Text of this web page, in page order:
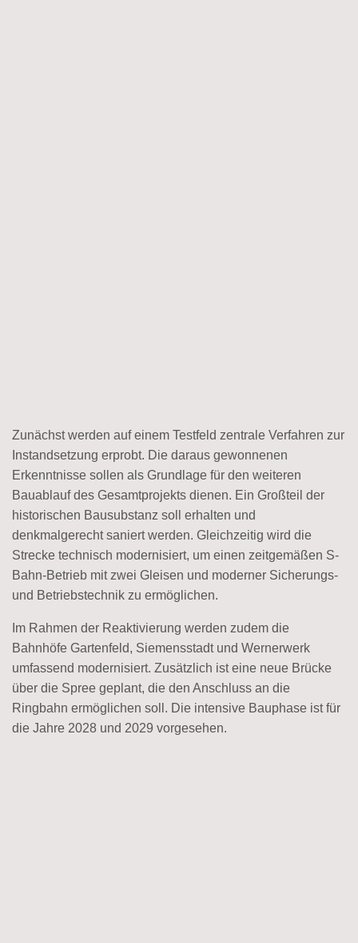
Zunächst werden auf einem Testfeld zentrale Verfahren zur
Instandsetzung erprobt. Die daraus gewonnenen
Erkenntnisse sollen als Grundlage für den weiteren
Bauablauf des Gesamtprojekts dienen. Ein Großteil der
historischen Bausubstanz soll erhalten und
denkmalgerecht saniert werden. Gleichzeitig wird die
Strecke technisch modernisiert, um einen zeitgemäßen S-
Bahn-Betrieb mit zwei Gleisen und moderner Sicherungs-
und Betriebstechnik zu ermöglichen.
Im Rahmen der Reaktivierung werden zudem die
Bahnhöfe Gartenfeld, Siemensstadt und Wernerwerk
umfassend modernisiert. Zusätzlich ist eine neue Brücke
über die Spree geplant, die den Anschluss an die
Ringbahn ermöglichen soll. Die intensive Bauphase ist für
die Jahre 2028 und 2029 vorgesehen.